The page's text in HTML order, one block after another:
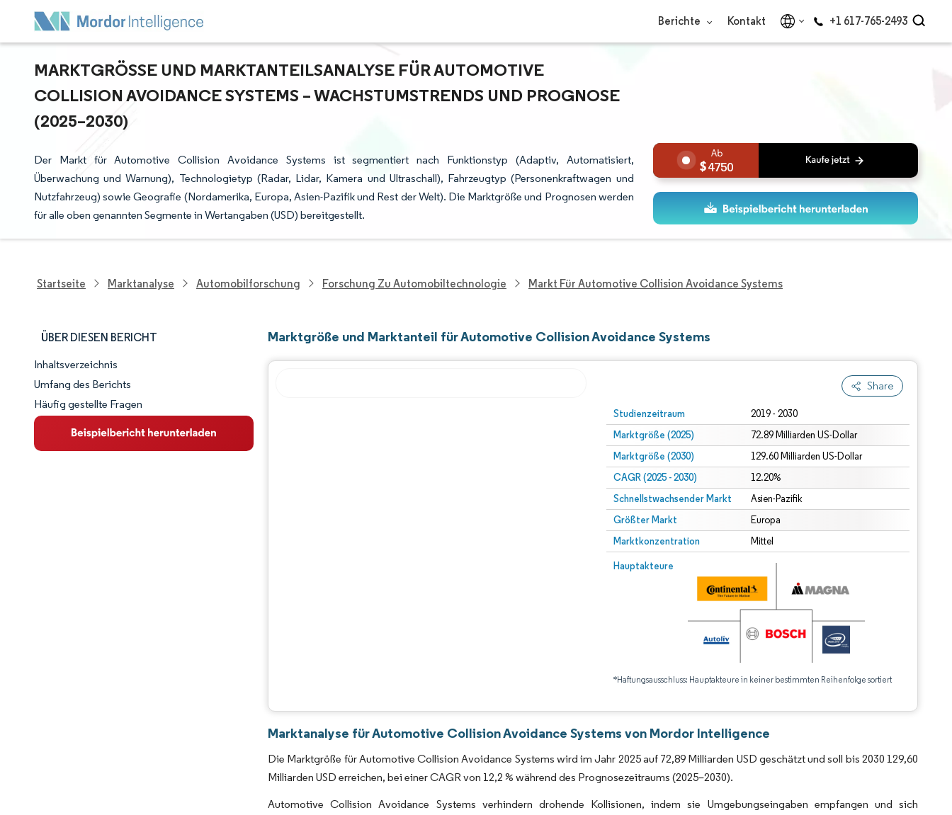
Berichte Kontakt +1 617-765-2493
MARKTGRÖSSE UND MARKTANTEILSANALYSE FÜR AUTOMOTIVE C
OLLISION AVOIDANCE SYSTEMS – WACHSTUMSTRENDS UND PROGNOSE (
2025–2030)
Der Markt für Automotive Collision Avoidance Systems ist segmentiert nach Funktionstyp (Adaptiv, Automatisiert,
Überwachung und Warnung), Technologietyp (Radar, Lidar, Kamera und Ultraschall), Fahrzeugtyp (Personenkraftwagen und
Nutzfahrzeug) sowie Geografie (Nordamerika, Europa, Asien-Pazifik und Rest der Welt). Die Marktgröße und Prognosen werden
für alle oben genannten Segmente in Wertangaben (USD) bereitgestellt.
4750
Startseite Marktanalyse Automobilforschung Forschung Zu Automobiltechnologie Markt Für Automotive Collision Avoidance Systems
ÜBER DIESEN BERICHT
Marktschnappschuss
Marktübersicht
Wichtige Markttrends
Inhaltsverzeichnis
Umfang des Berichts
Häufig gestellte Fragen
Marktgröße und Marktanteil für Automotive Collision Avoidance Systems
Share
Studienzeitraum 2019 - 2030
Marktgröße (2025) 72.89 Milliarden US-Dollar
Marktgröße (2030) 129.60 Milliarden US-Dollar
CAGR (2025 - 2030) 12.20%
Schnellstwachsender Markt Asien-Pazifik
Größter Markt Europa
Marktkonzentration Mittel
Hauptakteure
*Haftungsausschluss: Hauptakteure in keiner bestimmten Reihenfolge sortiert
Bild © Mordor Intelligence. Wiederverwendung erfordert Namensnennung gemäß CC BY 4.0.
Marktanalyse für Automotive Collision Avoidance Systems von Mordor Intelligence
Die Marktgröße für Automotive Collision Avoidance Systems wird im Jahr 2025 auf 72,89 Milliarden USD geschätzt und soll bis 2030 129,60
Milliarden USD erreichen, bei einer CAGR von 12,2 % während des Prognosezeitraums (2025–2030).
Automotive Collision Avoidance Systems verhindern drohende Kollisionen, indem sie Umgebungseingaben empfangen und sich